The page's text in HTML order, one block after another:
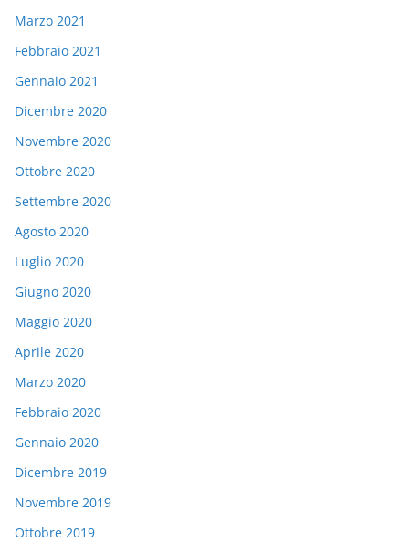
Marzo 2021
Febbraio 2021
Gennaio 2021
Dicembre 2020
Novembre 2020
Ottobre 2020
Settembre 2020
Agosto 2020
Luglio 2020
Giugno 2020
Maggio 2020
Aprile 2020
Marzo 2020
Febbraio 2020
Gennaio 2020
Dicembre 2019
Novembre 2019
Ottobre 2019